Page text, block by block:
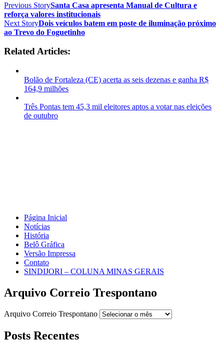
Previous StorySanta Casa apresenta Manual de Cultura e
reforça valores institucionais
Next StoryDois veículos batem em poste de iluminação próximo
ao Trevo do Foguetinho
Related Articles:
Bolão de Fortaleza (CE) acerta as seis dezenas e ganha R$
164,9 milhões
Três Pontas tem 45,3 mil eleitores aptos a votar nas eleições
de outubro
Página Inicial
Notícias
História
Belô Gráfica
Versão Impressa
Contato
SINDIJORI – COLUNA MINAS GERAIS
Arquivo Correio Trespontano
Arquivo Correio Trespontano
Posts Recentes